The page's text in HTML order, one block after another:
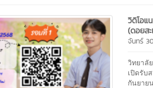
วิดิโอแ
(ดอยส
จันทร์
วิทยาลั
เปิดรับ
กันยาย